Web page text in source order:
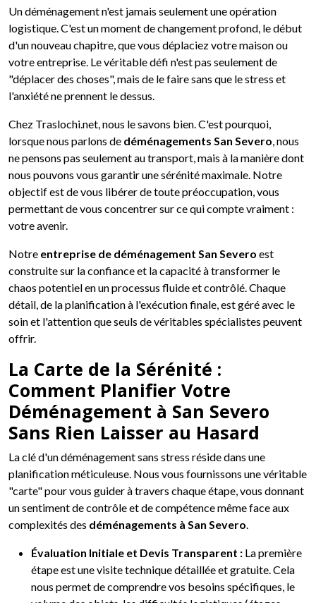
Un déménagement n'est jamais seulement une opération
logistique. C'est un moment de changement profond, le début
d'un nouveau chapitre, que vous déplaciez votre maison ou
votre entreprise. Le véritable défi n'est pas seulement de
"déplacer des choses", mais de le faire sans que le stress et
l'anxiété ne prennent le dessus.
Chez Traslochi.net, nous le savons bien. C'est pourquoi,
lorsque nous parlons de déménagements San Severo, nous
ne pensons pas seulement au transport, mais à la manière dont
nous pouvons vous garantir une sérénité maximale. Notre
objectif est de vous libérer de toute préoccupation, vous
permettant de vous concentrer sur ce qui compte vraiment :
votre avenir.
Notre entreprise de déménagement San Severo est
construite sur la confiance et la capacité à transformer le
chaos potentiel en un processus fluide et contrôlé. Chaque
détail, de la planification à l'exécution finale, est géré avec le
soin et l'attention que seuls de véritables spécialistes peuvent
offrir.
La Carte de la Sérénité :
Comment Planifier Votre
Déménagement à San Severo
Sans Rien Laisser au Hasard
La clé d'un déménagement sans stress réside dans une
planification méticuleuse. Nous vous fournissons une véritable
"carte" pour vous guider à travers chaque étape, vous donnant
un sentiment de contrôle et de compétence même face aux
complexités des déménagements à San Severo.
Évaluation Initiale et Devis Transparent : La première
étape est une visite technique détaillée et gratuite. Cela
nous permet de comprendre vos besoins spécifiques, le